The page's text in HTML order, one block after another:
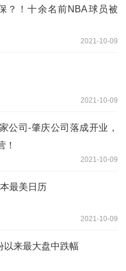
？！十余名前NBA球员被
2021-10-09
2021-10-09
公司-肇庆公司落成开业，
！
2021-10-09
最美日历
2021-10-09
以来最大盘中跌幅